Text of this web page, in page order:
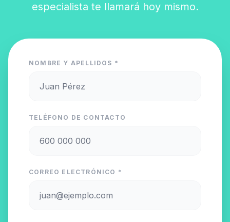
especialista te llamará hoy mismo.
NOMBRE Y APELLIDOS *
TELÉFONO DE CONTACTO
CORREO ELECTRÓNICO *